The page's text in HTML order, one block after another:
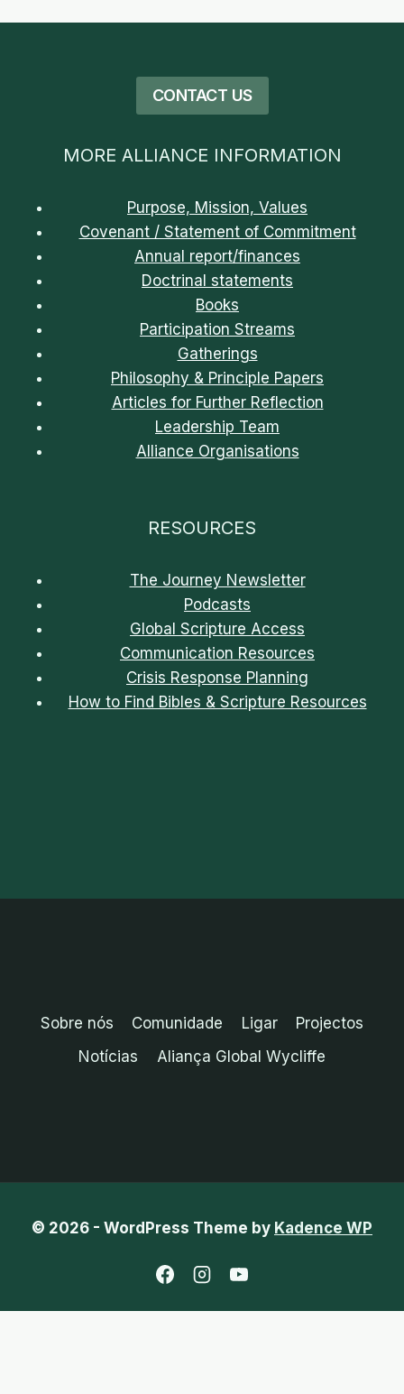
CONTACT US
MORE ALLIANCE INFORMATION
Purpose, Mission, Values
Covenant / Statement of Commitment
Annual report/finances
Doctrinal statements
Books
Participation Streams
Gatherings
Philosophy & Principle Papers
Articles for Further Reflection
Leadership Team
Alliance Organisations
RESOURCES
The Journey Newsletter
Podcasts
Global Scripture Access
Communication Resources
Crisis Response Planning
How to Find Bibles & Scripture Resources
Sobre nós Comunidade Ligar
Projectos
Notícias
Aliança Global Wycliffe
© 2026 - WordPress Theme by Kadence WP